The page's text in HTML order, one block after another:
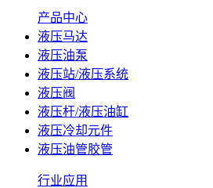
产品中心
液压马达
液压油泵
液压站/液压系统
液压阀
液压杆/液压油缸
液压冷却元件
液压油管胶管
行业应用